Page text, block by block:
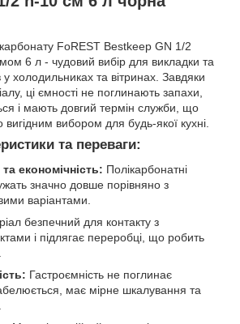
FoREST Bestkeep GN 1/2
6 л - чудовий вибір для викладки та
у холодильниках та вітринах. Завдяки
ці ємності не поглинають запахи,
і мають довгий термін служби, що
вигідним вибором для будь-якої кухні.
та переваги:
економічність: Полікарбонатні
значно довше порівняно з
варіантами.
безпечний для контакту з
і підлягає переробці, що робить
Гастроємність не поглинає
має мірне шкалування та